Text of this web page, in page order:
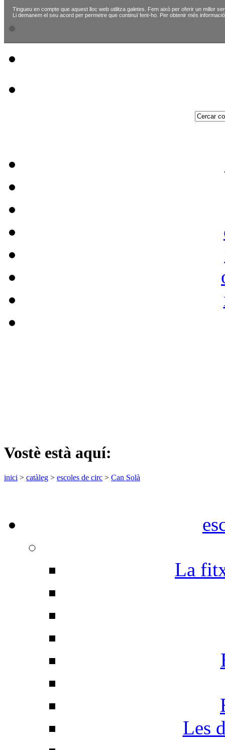
Tingueu en compte que aquest lloc web utilitza galetes. Fem això per oferir un millor
Li demanem el seu acord per permetre que continuï fent-ho. Per obtenir més
Vostè està aquí:
inici > catàleg > escoles de circ > Can Solà
La
Les